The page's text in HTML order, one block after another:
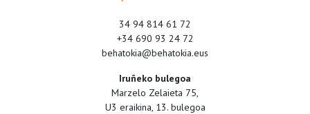
34 94 814 61 72
+34 690 93 24 72
behatokia@behatokia.eus
Iruñeko bulegoa
Marzelo Zelaieta 75,
U3 eraikina, 13. bulegoa